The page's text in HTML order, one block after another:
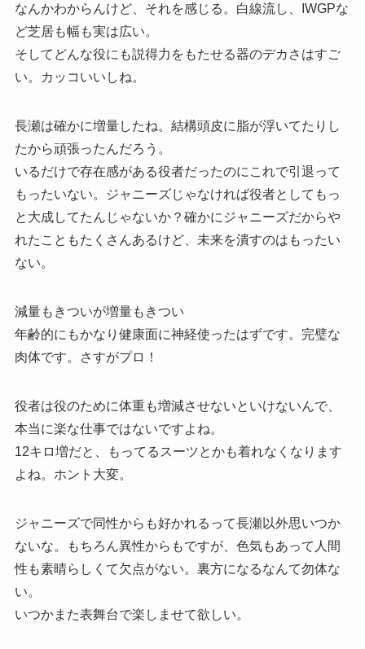
なんかわからんけど、それを感じる。白線流し、IWGPな
ど芝居も幅も実は広い。
そしてどんな役にも説得力をもたせる器のデカさはすご
い。カッコいいしね。
長瀬は確かに増量したね。結構頭皮に脂が浮いてたりし
たから頑張ったんだろう。
いるだけで存在感がある役者だったのにこれで引退って
もったいない。ジャニーズじゃなければ役者としてもっ
と大成してたんじゃないか？確かにジャニーズだからや
れたこともたくさんあるけど、未来を潰すのはもったい
ない。
減量もきついが増量もきつい
年齢的にもかなり健康面に神経使ったはずです。完璧な
肉体です。さすがプロ！
役者は役のために体重も増減させないといけないんで、
本当に楽な仕事ではないですよね。
12キロ増だと、もってるスーツとかも着れなくなります
よね。ホント大変。
ジャニーズで同性からも好かれるって長瀬以外思いつか
ないな。もちろん異性からもですが、色気もあって人間
性も素晴らしくて欠点がない。裏方になるなんて勿体な
い。
いつかまた表舞台で楽しませて欲しい。